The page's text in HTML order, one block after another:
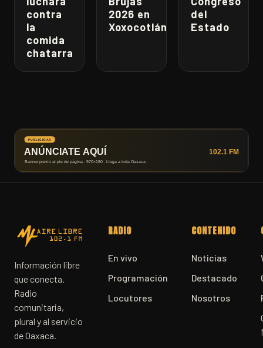
contra
la
comida
chatarra
2026 en
Xoxocotlán
del
Estado
Información libre
que conecta.
Radio
comunitaria,
plural y al servicio
de Oaxaca.
RADIO
En vivo
Programación
Locutores
CONTENIDO
Noticias
Destacado
Nosotros